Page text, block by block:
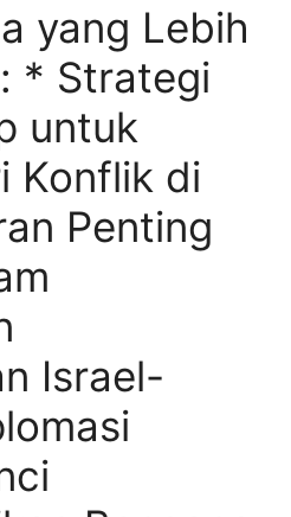
yang Lebih
* Strategi
untuk
Konflik di
Penting
Israel-